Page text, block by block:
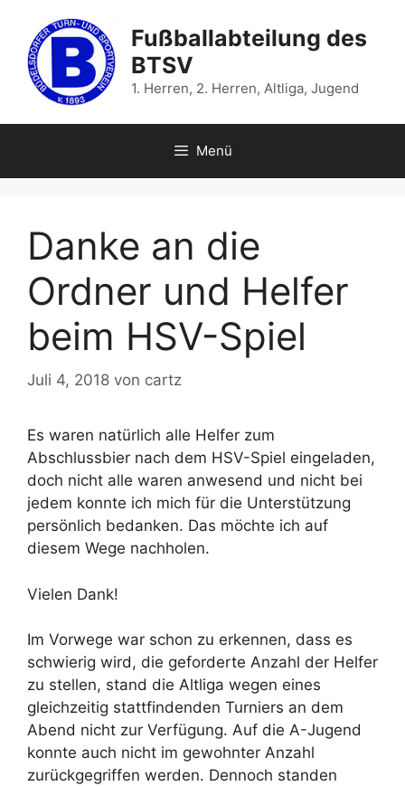
Inhalt
springen
Fußballabteilung des
BTSV
1. Herren, 2. Herren, Altliga, Jugend
Menü
Danke an die
Ordner und Helfer
beim HSV-Spiel
Juli 4, 2018 von cartz
Es waren natürlich alle Helfer zum
Abschlussbier nach dem HSV-Spiel eingeladen,
doch nicht alle waren anwesend und nicht bei
jedem konnte ich mich für die Unterstützung
persönlich bedanken. Das möchte ich auf
diesem Wege nachholen.
Vielen Dank!
Im Vorwege war schon zu erkennen, dass es
schwierig wird, die geforderte Anzahl der Helfer
zu stellen, stand die Altliga wegen eines
gleichzeitig stattfindenden Turniers an dem
Abend nicht zur Verfügung. Auf die A-Jugend
konnte auch nicht im gewohnter Anzahl
zurückgegriffen werden. Dennoch standen